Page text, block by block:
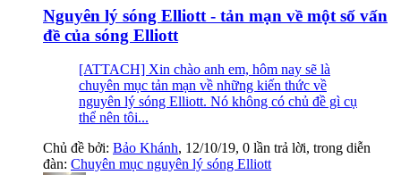
Nguyên lý sóng Elliott - tản mạn về một số vấn
đề của sóng Elliott
[ATTACH] Xin chào anh em, hôm nay sẽ là
chuyên mục tản mạn về những kiến thức về
nguyên lý sóng Elliott. Nó không có chủ đề gì cụ
thể nên tôi...
Chủ đề bởi: Bảo Khánh, 12/10/19, 0 lần trả lời, trong diễn
đàn: Chuyên mục nguyên lý sóng Elliott